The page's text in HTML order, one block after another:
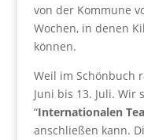
von der Kommune
Wochen, in denen
können.
Weil im Schönbuch
Juni bis 13. Juli. Wir
“Internationalen
anschließen kann.